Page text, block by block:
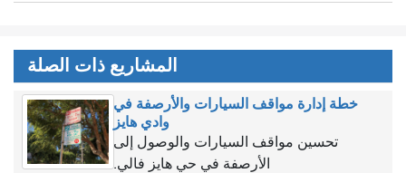
المشاريع ذات الصلة
خطة إدارة مواقف السيارات والأرصفة في
وادي هايز
تحسين مواقف السيارات والوصول إلى
الأرصفة في حي هايز فالي.